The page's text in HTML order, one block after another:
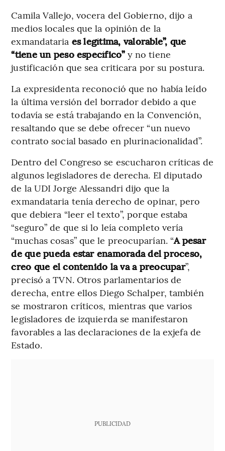
Camila Vallejo, vocera del Gobierno, dijo a
medios locales que la opinión de la
exmandataria es legítima, valorable”, que
“tiene un peso específico” y no tiene
justificación que sea criticara por su postura.
La expresidenta reconoció que no había leído
la última versión del borrador debido a que
todavía se está trabajando en la Convención,
resaltando que se debe ofrecer “un nuevo
contrato social basado en plurinacionalidad”.
Dentro del Congreso se escucharon críticas de
algunos legisladores de derecha. El diputado
de la UDI Jorge Alessandri dijo que la
exmandataria tenía derecho de opinar, pero
que debiera “leer el texto”, porque estaba
“seguro” de que si lo leía completo vería
“muchas cosas” que le preocuparían. “A pesar
de que pueda estar enamorada del proceso,
creo que el contenido la va a preocupar”,
precisó a TVN. Otros parlamentarios de
derecha, entre ellos Diego Schalper, también
se mostraron críticos, mientras que varios
legisladores de izquierda se manifestaron
favorables a las declaraciones de la exjefa de
Estado.
PUBLICIDAD